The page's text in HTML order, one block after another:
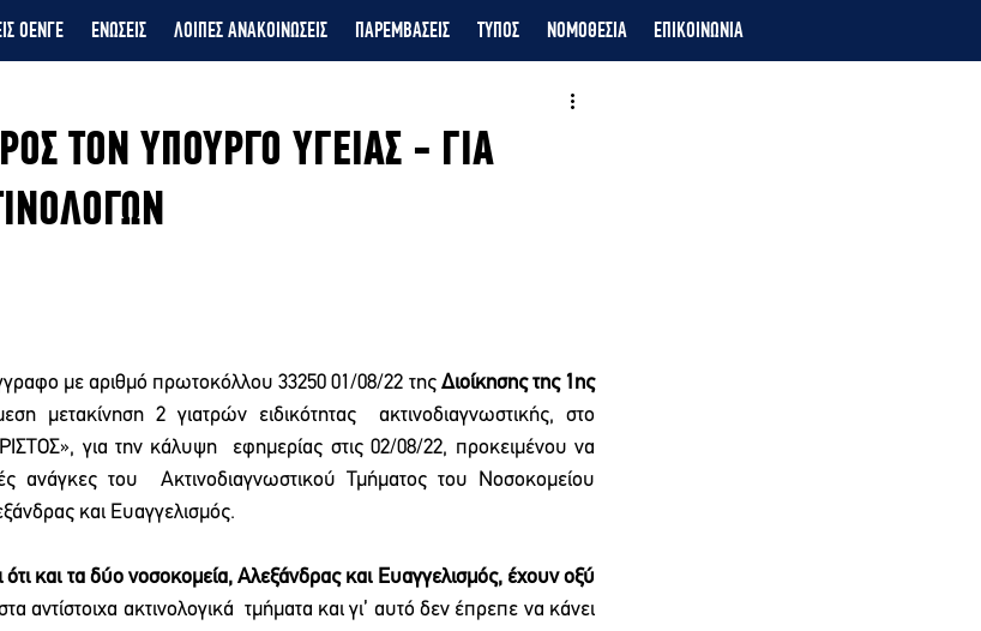
ΟΕΝΓΕ ΕΝΩΣΕΙΣ ΛΟΙΠΕΣ ΑΝΑΚΟΙΝΩΣΕΙΣ ΠΑΡΕΜΒΑΣΕΙΣ ΤΥΠΟΣ ΝΟΜΟΘΕΣΙΑ ΕΠΙΚΟΙΝΩΝΙΑ
ΤΟΝ ΥΠΟΥΡΓΟ ΥΓΕΙΑΣ - ΓΙΑ
με αριθμό πρωτοκόλλου 33250 01/08/22 της Διοίκησης της 1ης
μετακίνηση 2 γιατρών ειδικότητας  ακτινοδιαγνωστικής, στο
για την κάλυψη  εφημερίας στις 02/08/22, προκειμένου να
ανάγκες του  Ακτινοδιαγνωστικού Τμήματος του Νοσοκομείου
και Ευαγγελισμός.
και τα δύο νοσοκομεία, Αλεξάνδρας και Ευαγγελισμός, έχουν οξύ
αντίστοιχα ακτινολογικά  τμήματα και γι’ αυτό δεν έπρεπε να κάνει